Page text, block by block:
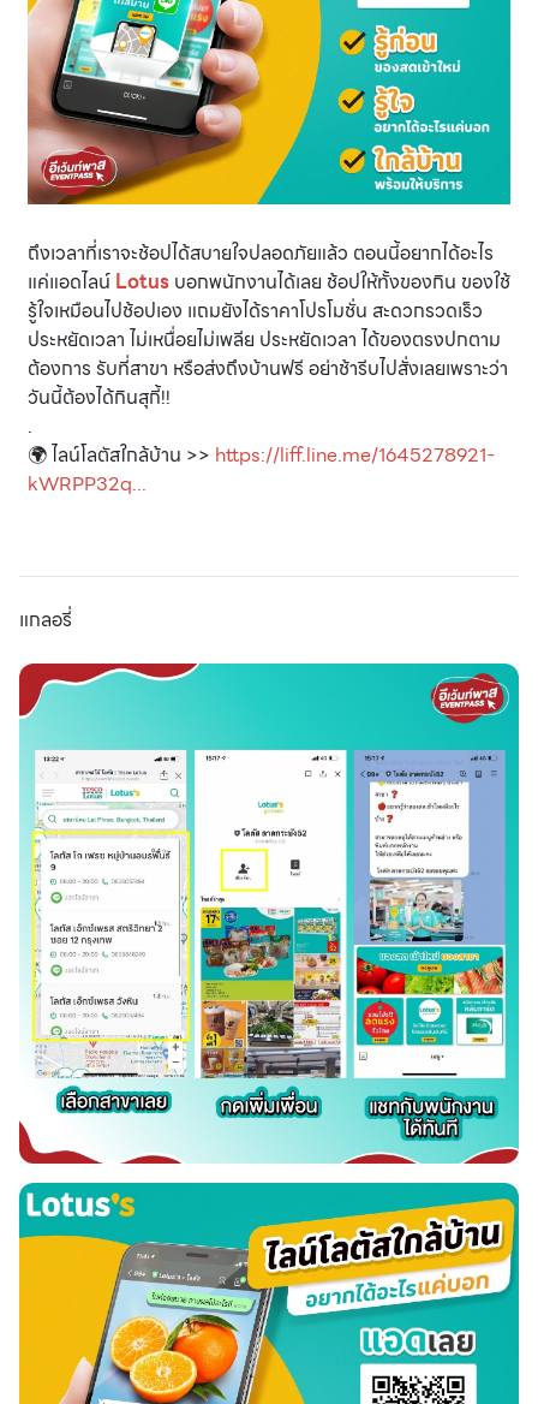
ถึงเวลาที่เราจะช้อปได้สบายใจปลอดภัยแล้ว ตอนนี้อยากได้อะไร
แค่แอดไลน์ Lotus บอกพนักงานได้เลย ช้อปให้ทั้งของกิน ของใช้
รู้ใจเหมือนไปช้อปเอง แถมยังได้ราคาโปรโมชั่น สะดวกรวดเร็ว
ประหยัดเวลา ไม่เหนื่อยไม่เพลีย ประหยัดเวลา ได้ของตรงปกตาม
ต้องการ รับที่สาขา หรือส่งถึงบ้านฟรี อย่าช้ารีบไปสั่งเลยเพราะว่า
วันนี้ต้องได้กินสุกี้!!
.
🌍 ไลน์โลตัสใกล้บ้าน >> https://liff.line.me/1645278921-
kWRPP32q...
แกลอรี่